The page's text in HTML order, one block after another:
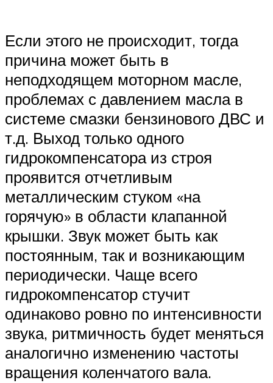
Если этого не происходит, тогда
причина может быть в
неподходящем моторном масле,
проблемах с давлением масла в
системе смазки бензинового ДВС и
т.д. Выход только одного
гидрокомпенсатора из строя
проявится отчетливым
металлическим стуком «на
горячую» в области клапанной
крышки. Звук может быть как
постоянным, так и возникающим
периодически. Чаще всего
гидрокомпенсатор стучит
одинаково ровно по интенсивности
звука, ритмичность будет меняться
аналогично изменению частоты
вращения коленчатого вала.